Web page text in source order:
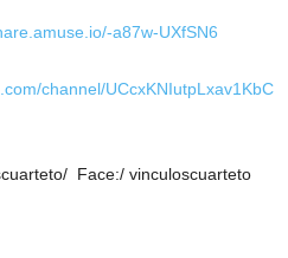
a87w-UXfSN6
channel/UCcxKNIutpLxav1KbC
Face:/ vinculoscuarteto